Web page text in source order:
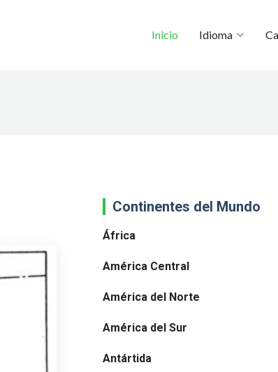
Inicio Idioma
Continentes del Mundo
África
América Central
América del Norte
América del Sur
Antártida